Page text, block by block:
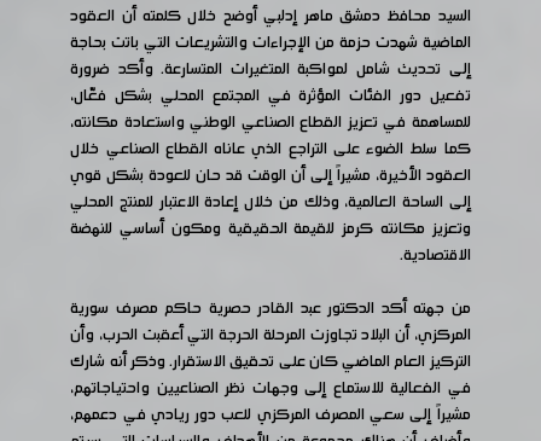
السيد محافظ دمشق ماهر إدلبي أوضح خلال كلمته أن العقود
الماضية شهدت حزمة من الإجراءات والتشريعات التي باتت بحاجة
إلى تحديث شامل لمواكبة المتغيرات المتسارعة. وأكد ضرورة
تفعيل دور الفئات المؤثرة في المجتمع المحلي بشكل فعّال،
للمساهمة في تعزيز القطاع الصناعي الوطني واستعادة مكانته،
كما سلط الضوء على التراجع الذي عاناه القطاع الصناعي خلال
العقود الأخيرة، مشيراً إلى أن الوقت قد حان للعودة بشكل قوي
إلى الساحة العالمية، وذلك من خلال إعادة الاعتبار للمنتج المحلي
وتعزيز مكانته كرمز للقيمة الحقيقية ومكون أساسي للنهضة
الاقتصادية.
من جهته أكد الدكتور عبد القادر حصرية حاكم مصرف سورية
المركزي، أن البلاد تجاوزت المرحلة الحرجة التي أعقبت الحرب، وأن
التركيز العام الماضي كان على تحقيق الاستقرار. وذكر أنه شارك
في الفعالية للاستماع إلى وجهات نظر الصناعيين واحتياجاتهم،
مشيراً إلى سعي المصرف المركزي للعب دور ريادي في دعمهم،